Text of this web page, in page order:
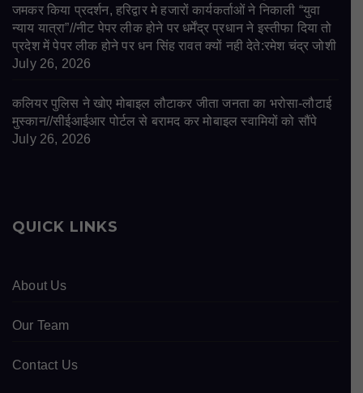
जमकर किया प्रदर्शन, हरिद्वार मे हजारों कार्यकर्ताओं ने निकाली “युवा
न्याय यात्रा”//नीट पेपर लीक होने पर धर्मेंद्र प्रधान ने इस्तीफा दिया तो
प्रदेश में पेपर लीक होने पर धन सिंह रावत क्यों नही देते:रमेश चंद्र जोशी
July 26, 2026
कलियर पुलिस ने खोए मोबाइल लौटाकर जीता जनता का भरोसा-लौटाई
मुस्कान//सीईआईआर पोर्टल से बरामद कर मोबाइल स्वामियों को सौंपे
July 26, 2026
QUICK LINKS
About Us
Our Team
Contact Us